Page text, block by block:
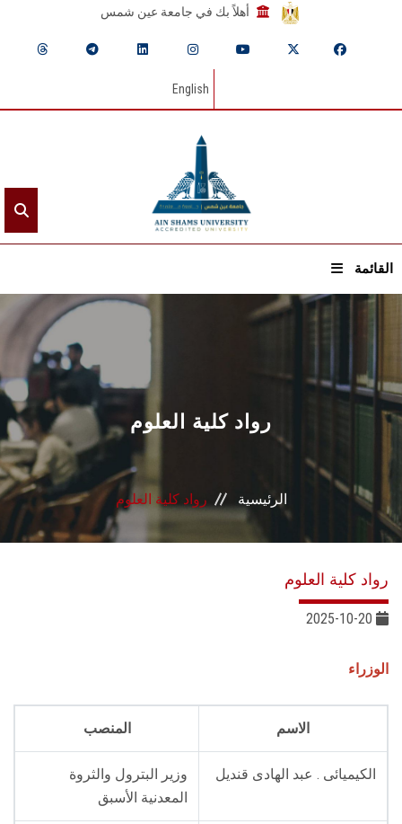
أهلاً بك في جامعة عين شمس
English
القائمة
الرئيسيـة
عن الجامعة
القطاعـات
الشئون الأكاديمية
البحث العلمي
رواد كلية العلوم
الرئيسية رواد كلية العلوم
رواد كلية العلوم
الوزراء
المنصب الاسم
وزير البترول والثروة
المعدنية الأسبق
الكيميائى . عبد الهادى قنديل